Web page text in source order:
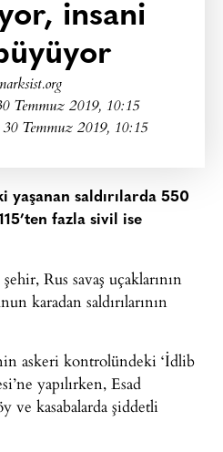
insani
Temmuz 2019, 10:15
Temmuz 2019, 10:15
yaşanan saldırılarda 550
fazla sivil ise
Rus savaş uçaklarının
karadan saldırılarının
askeri kontrolündeki ‘İdlib
yapılırken, Esad
kasabalarda şiddetli